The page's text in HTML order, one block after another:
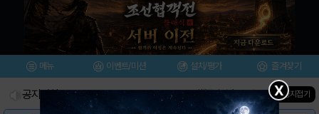
메뉴 이벤트/미션 설치/평가 즐겨찾기
공지사항 진행중인 이벤트 ▲ 공지접기
X